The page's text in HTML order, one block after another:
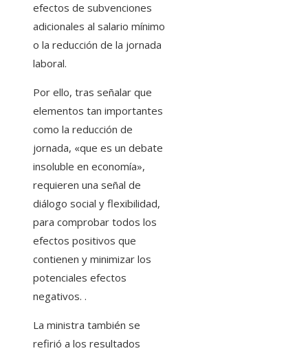
efectos de subvenciones
adicionales al salario mínimo
o la reducción de la jornada
laboral.
Por ello, tras señalar que
elementos tan importantes
como la reducción de
jornada, «que es un debate
insoluble en economía»,
requieren una señal de
diálogo social y flexibilidad,
para comprobar todos los
efectos positivos que
contienen y minimizar los
potenciales efectos
negativos. .
La ministra también se
refirió a los resultados